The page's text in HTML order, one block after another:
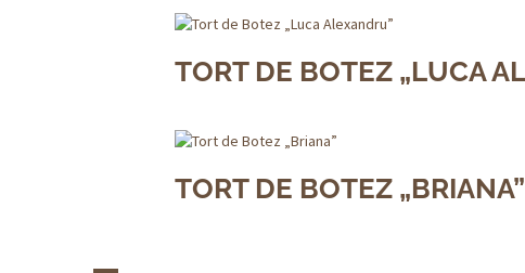
TORT DE BOTEZ „LUCA
TORT DE BOTEZ „BRIANA”